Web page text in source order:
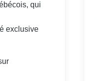
qui
exclusive